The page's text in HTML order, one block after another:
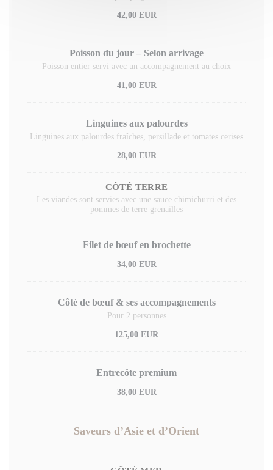
42,00 EUR
Poisson du jour – Selon arrivage
Poisson entier servi avec un accompagnement au choix
41,00 EUR
Linguines aux palourdes
Linguines aux palourdes fraîches, persillade et tomates cerises
28,00 EUR
CÔTÉ TERRE
Les viandes sont servies avec une sauce chimichurri et des
pommes de terre grenailles
Filet de bœuf en brochette
34,00 EUR
Côté de bœuf & ses accompagnements
Pour 2 personnes
125,00 EUR
Entrecôte premium
38,00 EUR
Saveurs d’Asie et d’Orient